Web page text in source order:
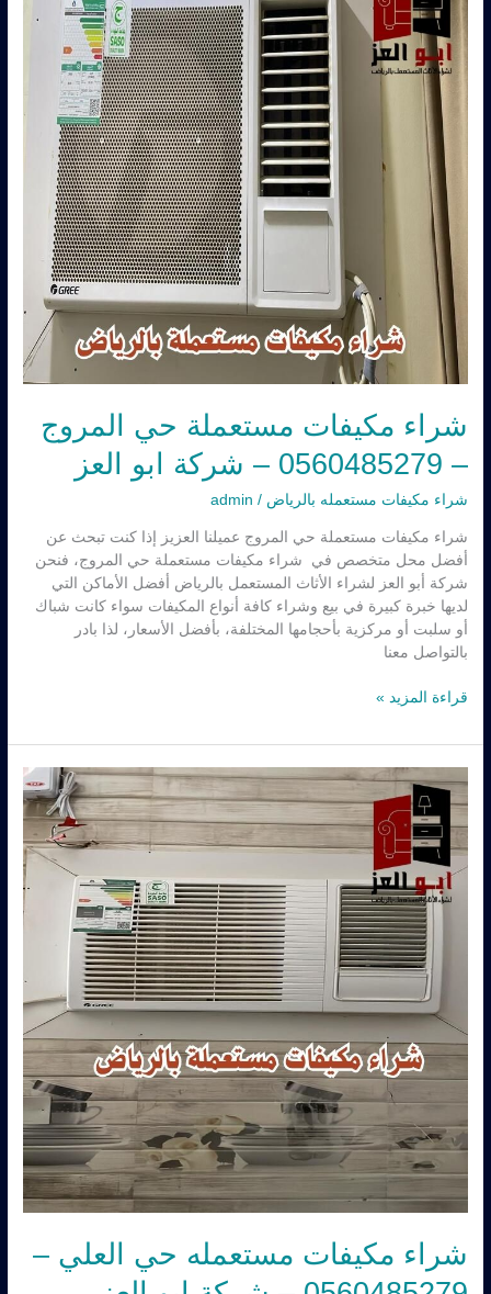
شراء مكيفات مستعملة حي المروج
– 0560485279 – شركة ابو العز
شراء مكيفات مستعمله بالرياض /
admin
شراء مكيفات مستعملة حي المروج عميلنا العزيز إذا كنت تبحث عن
أفضل محل متخصص في شراء مكيفات مستعملة حي المروج، فنحن
شركة أبو العز لشراء الأثاث المستعمل بالرياض أفضل الأماكن التي
لديها خبرة كبيرة في بيع وشراء كافة أنواع المكيفات سواء كانت شباك
أو سلبت أو مركزية بأحجامها المختلفة، بأفضل الأسعار، لذا بادر
بالتواصل معنا
المروج
0560485279
شركة
العز
قراءة المزيد »
شراء مكيفات مستعمله حي العلي –
شراء
مكيفات
مستعمله
حي
العلي
0560485279